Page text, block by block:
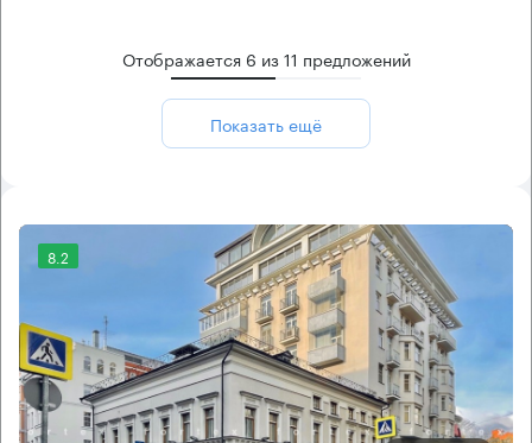
Отображается 6 из11 предложений
Показать ещё
8.2